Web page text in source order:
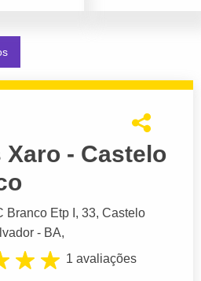
Xaro - Castelo
Branco Etp I , 33, Castelo
- BA,
1 avaliações